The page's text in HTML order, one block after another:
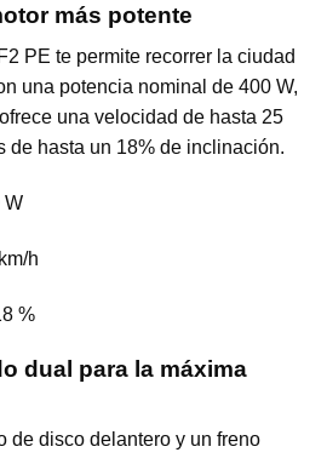
más potente
PE te permite recorrer la ciudad
una potencia nominal de 400 W,
una velocidad de hasta 25
de hasta un 18% de inclinación.
W
h
%
dual para la máxima
de disco delantero y un freno